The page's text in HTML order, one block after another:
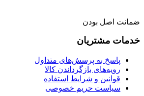
ضمانت اصل بودن
خدمات مشتریان
پاسخ به پرسش‌های متداول
رویه‌های بازگرداندن کالا
قوانین و شرایط استفاده
سیاست حریم خصوصی